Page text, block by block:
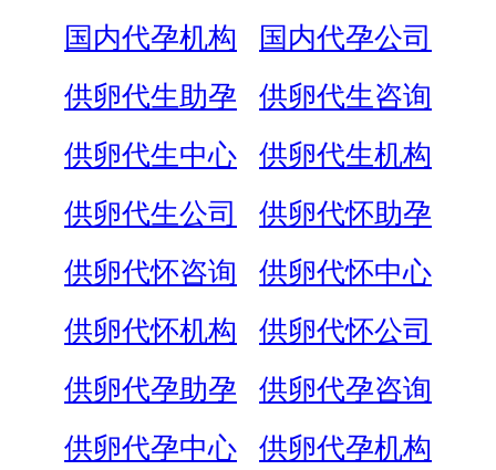
国内代孕机构
国内代孕公司
供卵代生助孕
供卵代生咨询
供卵代生中心
供卵代生机构
供卵代生公司
供卵代怀助孕
供卵代怀咨询
供卵代怀中心
供卵代怀机构
供卵代怀公司
供卵代孕助孕
供卵代孕咨询
供卵代孕中心
供卵代孕机构